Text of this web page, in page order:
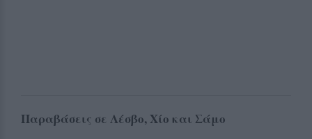
Παραβάσεις σε Λέσβο, Χίο και Σάμο